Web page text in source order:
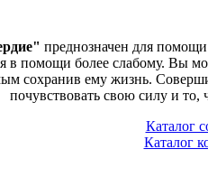
преднозначен для
в помощи более слабому. Вы
сохранив ему жизнь.
почувствовать свою силу и
Каталог
Каталог